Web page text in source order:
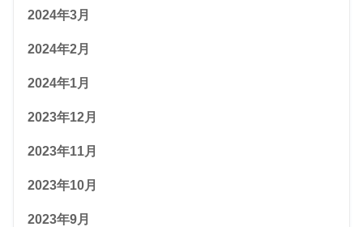
2024年3月
2024年2月
2024年1月
2023年12月
2023年11月
2023年10月
2023年9月